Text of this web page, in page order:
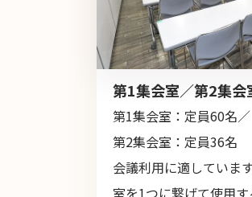
第1集会室／第2集会
第1集会室：定員60名／
第2集会室：定員36名
会議利用に適していま
室を1つに繋げて使用